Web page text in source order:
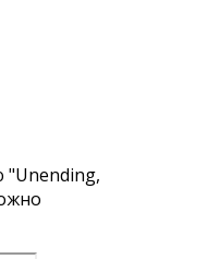
"Unending,